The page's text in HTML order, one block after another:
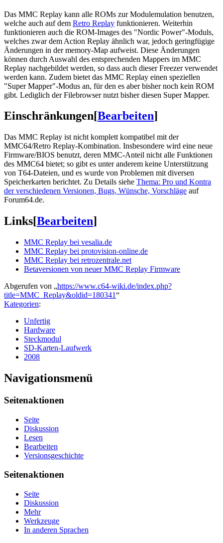
Das MMC Replay kann alle ROMs zur Modulemulation benutzen,
welche auch auf dem Retro Replay funktionieren. Weiterhin
funktionieren auch die ROM-Images des "Nordic Power"-Moduls,
welches zwar dem Action Replay ähnlich war, jedoch geringfügige
Änderungen in der memory-Map aufweist. Diese Änderungen
können durch Auswahl des entsprechenden Mappers im MMC
Replay nachgebildet werden, so dass auch dieser Freezer verwendet
werden kann. Zudem bietet das MMC Replay einen speziellen
"Super Mapper"-Modus an, für den es aber bisher noch kein ROM
gibt. Lediglich der Filebrowser nutzt bisher diesen Super Mapper.
Einschränkungen[Bearbeiten]
Das MMC Replay ist nicht komplett kompatibel mit der
MMC64/Retro Replay-Kombination. Insbesondere wird eine neue
Firmware/BIOS benutzt, deren MMC-Anteil nicht alle Funktionen
des MMC64 bietet; so gibt es unter anderem keine Unterstützung
von T64-Dateien, und es wurde von Problemen mit diversen
Speicherkarten berichtet. Zu Details siehe Thema: Pro und Kontra
der verschiedenen Versionen, Bugs, Wünsche, Vorschläge auf
Forum64.de.
Links[Bearbeiten]
MMC Replay bei vesalia.de
MMC Replay bei protovision-online.de
MMC Replay bei retrozentrale.net
Betaversionen von neuer MMC Replay Firmware
Abgerufen von „https://www.c64-wiki.de/index.php?
title=MMC_Replay&oldid=180341“
Kategorien:
Unfertig
Hardware
Steckmodul
SD-Karten-Laufwerk
2008
Navigationsmenü
Seitenaktionen
Seite
Diskussion
Lesen
Bearbeiten
Versionsgeschichte
Seitenaktionen
Seite
Diskussion
Mehr
Werkzeuge
In anderen Sprachen